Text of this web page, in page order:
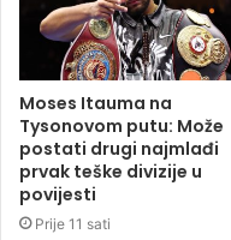
Moses Itauma na
Tysonovom putu: Može
postati drugi najmlađi
prvak teške divizije u
povijesti
Prije 11 sati